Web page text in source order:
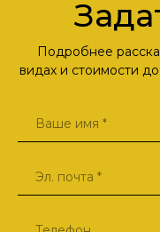
Подробнее
видах и стоимости